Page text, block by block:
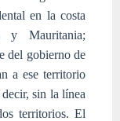
en la costa
y Mauritania;
del gobierno de
a ese territorio
sin la línea
territorios. El